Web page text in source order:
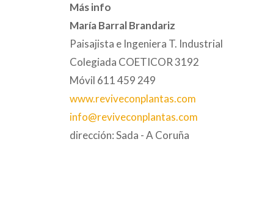
Más info
María Barral Brandariz
Paisajista e Ingeniera T. Industrial
Colegiada COETICOR 3192
Móvil 611 459 249
www.reviveconplantas.com
info@reviveconplantas.com
dirección: Sada - A Coruña